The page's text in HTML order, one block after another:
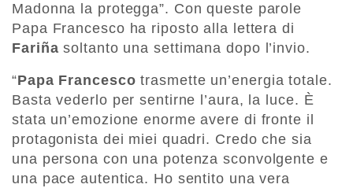
Madonna la protegga”. Con queste parole
Papa Francesco ha riposto alla lettera di
Fariña soltanto una settimana dopo l’invio.
“Papa Francesco trasmette un’energia totale.
Basta vederlo per sentirne l’aura, la luce. È
stata un’emozione enorme avere di fronte il
protagonista dei miei quadri. Credo che sia
una persona con una potenza sconvolgente e
una pace autentica. Ho sentito una vera